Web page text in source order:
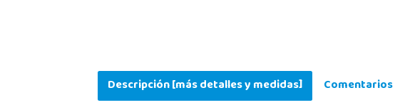
Descripción [más detalles y medidas] Comentarios